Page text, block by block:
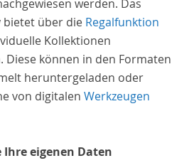
werden. Das
bietet über die Regalfunktion
Kollektionen
Diese können in den Formaten
heruntergeladen oder
von digitalen Werkzeugen
eigenen Daten